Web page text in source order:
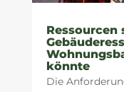
könnte
Die